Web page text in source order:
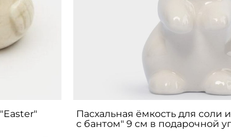
Пасхальная ёмкость для соли
с бантом" 9 см в подарочной